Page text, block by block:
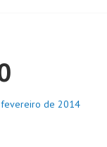
de 2014